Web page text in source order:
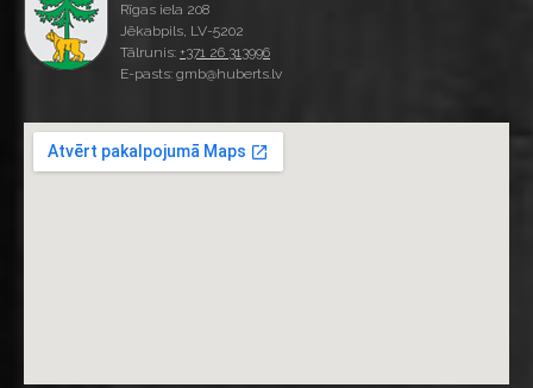
Rīgas iela 208
Jēkabpils, LV-5202
Tālrunis: +371 26 313996
E-pasts: gmb@huberts.lv